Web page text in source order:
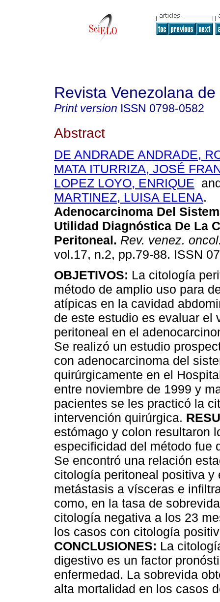
Revista Venezolana
Print version ISSN 0798-0582
Abstract
DE ANDRADE ANDRADE,
MATA ITURRIZA, JOSÉ
LOPEZ LOYO, ENRIQUE
MARTINEZ, LUISA ELENA.
Adenocarcinoma Del
Utilidad Diagnóstica De La
Peritoneal. Rev. venez.
vol.17, n.2, pp.79-88. ISSN
OBJETIVOS: La citología
método de amplio uso para
atípicas en la cavidad
de este estudio es evaluar el
peritoneal en el
Se realizó un estudio
con adenocarcinoma del
quirúrgicamente en el
entre noviembre de 1999 y
pacientes se les practicó la
intervención quirúrgica.
estómago y colon resultaron
especificidad del método fue
Se encontró una relación
citología peritoneal positiva
metástasis a vísceras e
como, en la tasa de
citología negativa a los 23
los casos con citología
CONCLUSIONES: La
digestivo es un factor
enfermedad. La sobrevida
alta mortalidad en los casos